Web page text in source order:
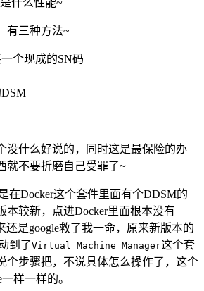
什么性能~
有三种方法~
个现成的SN码
没什么好说的，同时这是最保险的办
就不要折磨自己受罪了~
在Docker这个套件里面有个DDSM的
本较新，点进Docker里面根本没有
还是google救了我一命，原来新版本的
到了Virtual Machine Manager这个套
个步骤把，不说具体怎么操作了，这个
样一样的。